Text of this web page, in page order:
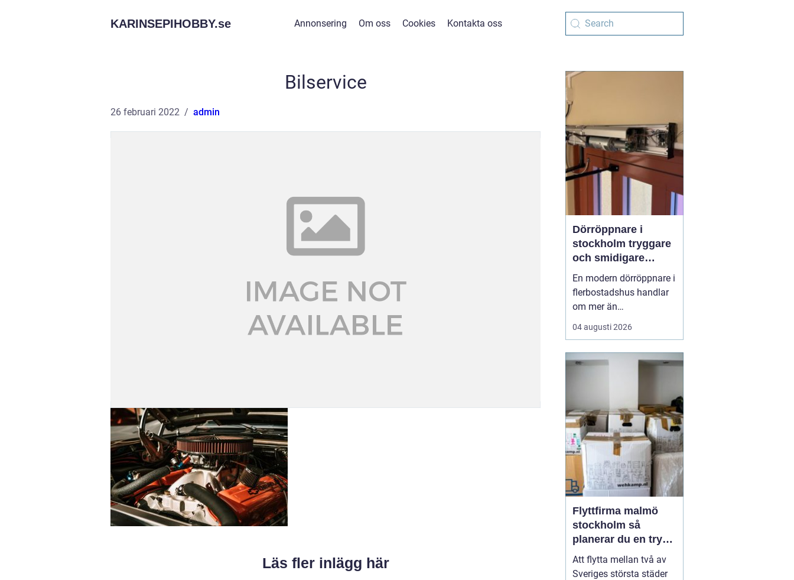
KARINSEPIHOBBY.se Annonsering Om oss Cookies Kontakta oss
Bilservice
26 februari 2022 admin
Läs fler inlägg här
Dörröppnare i
stockholm tryggare
och smidigare
entréer i vardagen
En modern dörröppnare i
flerbostadshus handlar
om mer än
bekvämlighet. Rätt
lösning ökar
slitaget på dörrar och
och besökare. När
många människor
passerar samma entré
varje dag blir ...
04 augusti 2026
Flyttfirma malmö
stockholm så
planerar du en trygg
flytt mellan städerna
Att flytta mellan två av
Sveriges största städer